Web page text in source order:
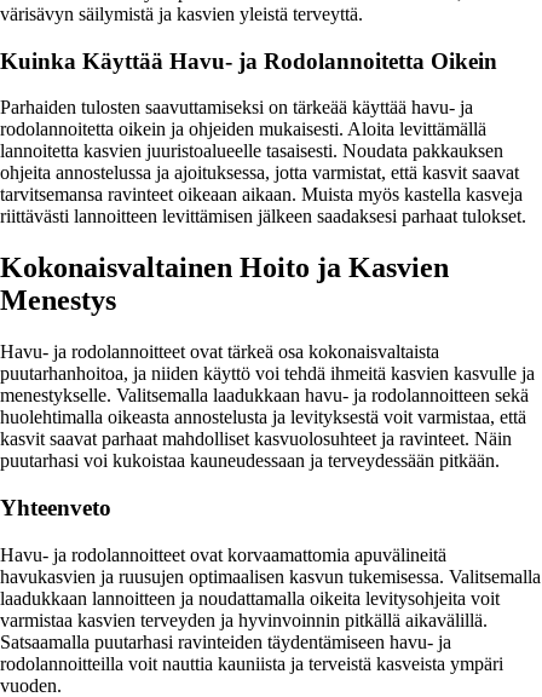
värisävyn säilymistä ja kasvien yleistä terveyttä.
Kuinka Käyttää Havu- ja Rodolannoitetta Oikein
Parhaiden tulosten saavuttamiseksi on tärkeää käyttää havu- ja
rodolannoitetta oikein ja ohjeiden mukaisesti. Aloita levittämällä
lannoitetta kasvien juuristoalueelle tasaisesti. Noudata pakkauksen
ohjeita annostelussa ja ajoituksessa, jotta varmistat, että kasvit saavat
tarvitsemansa ravinteet oikeaan aikaan. Muista myös kastella kasveja
riittävästi lannoitteen levittämisen jälkeen saadaksesi parhaat tulokset.
Kokonaisvaltainen Hoito ja Kasvien
Menestys
Havu- ja rodolannoitteet ovat tärkeä osa kokonaisvaltaista
puutarhanhoitoa, ja niiden käyttö voi tehdä ihmeitä kasvien kasvulle ja
menestykselle. Valitsemalla laadukkaan havu- ja rodolannoitteen sekä
huolehtimalla oikeasta annostelusta ja levityksestä voit varmistaa, että
kasvit saavat parhaat mahdolliset kasvuolosuhteet ja ravinteet. Näin
puutarhasi voi kukoistaa kauneudessaan ja terveydessään pitkään.
Yhteenveto
Havu- ja rodolannoitteet ovat korvaamattomia apuvälineitä
havukasvien ja ruusujen optimaalisen kasvun tukemisessa. Valitsemalla
laadukkaan lannoitteen ja noudattamalla oikeita levitysohjeita voit
varmistaa kasvien terveyden ja hyvinvoinnin pitkällä aikavälillä.
Satsaamalla puutarhasi ravinteiden täydentämiseen havu- ja
rodolannoitteilla voit nauttia kauniista ja terveistä kasveista ympäri
vuoden.